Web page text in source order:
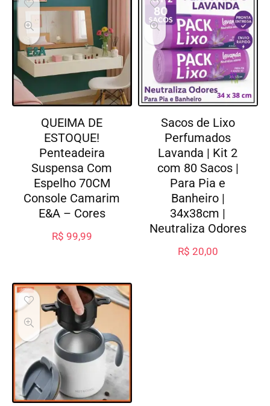
QUEIMA DE
ESTOQUE!
Penteadeira
Suspensa Com
Espelho 70CM
Console Camarim
E&A – Cores
R$ 99,99
Sacos de Lixo
Perfumados
Lavanda | Kit 2
com 80 Sacos |
Para Pia e
Banheiro |
34x38cm |
Neutraliza Odores
R$ 20,00